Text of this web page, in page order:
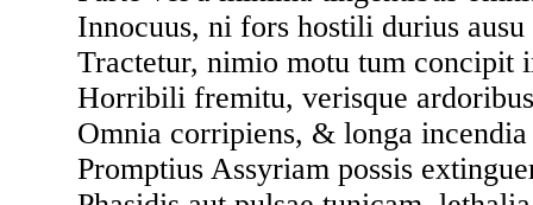
Innocuus, ni fors hostili durius ausu
Tractetur, nimio motu tum concipit
Horribili fremitu, verisque
Omnia corripiens, & longa
Promptius Assyriam possis